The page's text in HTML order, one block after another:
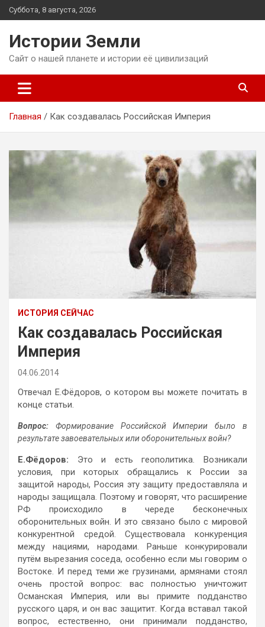
Перейти
к
Суббота, 8 августа, 2026
Истории Земли
Сайт о нашей планете и истории её цивилизаций
Главная Как создавалась Российская Империя
ИСТОРИЯ СЕЙЧАС
Как создавалась Российская
Империя
04.06.2014
Отвечал Е.Фёдоров, о котором вы можете почитать в
конце статьи.
Вопрос: Формирование Российской Империи было в
результате завоевательных или оборонительных войн?
Е.Фёдоров: Это и есть геополитика. Возникали
условия, при которых обращались к России за
защитой народы, Россия эту защиту предоставляла и
народы защищала. Поэтому и говорят, что расширение
РФ происходило в череде бесконечных
оборонительных войн. И это связано было с мировой
конкурентной средой. Существовала конкуренция
между нациями, народами. Раньше конкурировали
путём вырезания соседа, особенно если мы говорим о
Востоке. И перед теми же грузинами, армянами стоял
очень простой вопрос: вас полностью уничтожит
Османская Империя, или вы примите подданство
русского царя, и он вас защитит. Когда вставал такой
вопрос, естественно, они принимали подданство,